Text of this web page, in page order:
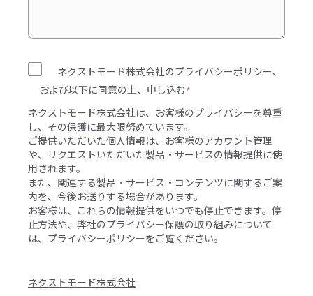
ネクストモード株式会社のプライバシーポリシー、
および以下に同意の上、申し込む*
ネクストモード株式会社は、お客様のプライバシーを尊重
し、その保護に最大限努めています。
ご提供いただいた個人情報は、お客様のアカウント管理
や、リクエストいただいた製品・サービスの情報提供に使
用されます。
また、関連する製品・サービス・コンテンツに関するご案
内を、今後お送りする場合があります。
お客様は、これらの情報提供をいつでも停止できます。停
止方法や、弊社のプライバシー保護の取り組みについて
は、 プライバシーポリシーをご覧ください。
ネクストモード株式会社